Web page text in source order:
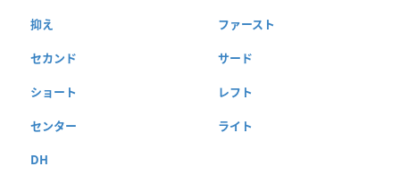
抑え ファースト
セカンド サード
ショート レフト
センター ライト
DH